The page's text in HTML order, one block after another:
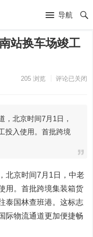
导航
站换车场竣工
205浏览 评论已关闭
，北京时间7月1日，
投入使用。首批跨境
北京时间7月1日，中老
用。首批跨境集装箱货
泰国林查班港。这标志
际物流通道更加便捷畅